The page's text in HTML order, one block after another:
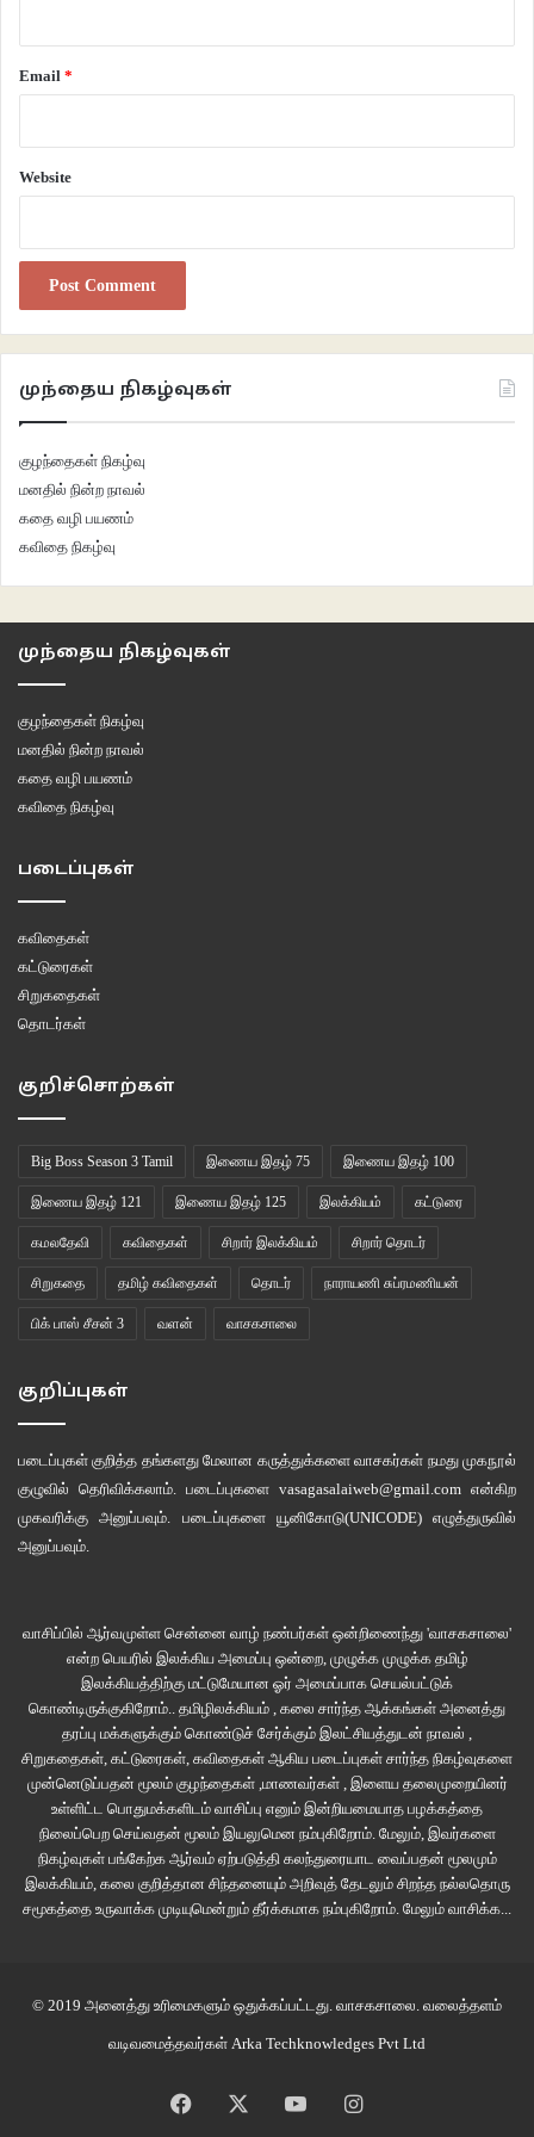
நூல் : கருப்பி
பதிப்பகம்: வாசகசாலை
விலை: 110 ரூ.
Email *
Website
முந்தைய நிகழ்வுகள்
குழந்தைகள் நிகழ்வு
மனதில் நின்ற நாவல்
கதை வழி பயணம்
கவிதை நிகழ்வு
முந்தைய நிகழ்வுகள்
குழந்தைகள் நிகழ்வு
மனதில் நின்ற நாவல்
கதை வழி பயணம்
கவிதை நிகழ்வு
படைப்புகள்
கவிதைகள்
கட்டுரைகள்
சிறுகதைகள்
தொடர்கள்
குறிச்சொற்கள்
Big Boss Season 3 Tamil இணைய இதழ் 75 இணைய இதழ் 100
இணைய இதழ் 121 இணைய இதழ் 125 இலக்கியம் கட்டுரை
கமலதேவி கவிதைகள் சிறார் இலக்கியம் சிறார் தொடர்
சிறுகதை தமிழ் கவிதைகள் தொடர் நாராயணி சுப்ரமணியன்
பிக் பாஸ் சீசன் 3 வளன் வாசகசாலை
குறிப்புகள்
படைப்புகள் குறித்த தங்களது மேலான கருத்துக்களை வாசகர்கள் நமது முகநூல்
குழுவில் தெரிவிக்கலாம். படைப்புகளை vasagasalaiweb@gmail.com என்கிற
முகவரிக்கு அனுப்பவும். படைப்புகளை யூனிகோடு(UNICODE)எழுத்துருவில்
அனுப்பவும்.
வாசிப்பில் ஆர்வமுள்ள சென்னை வாழ் நண்பர்கள் ஒன்றிணைந்து 'வாசகசாலை'
என்ற பெயரில் இலக்கிய அமைப்பு ஒன்றை, முழுக்க முழுக்க தமிழ்
இலக்கியத்திற்கு மட்டுமேயான ஓர் அமைப்பாக செயல்பட்டுக்
கொண்டிருக்குகிறோம்.. தமிழிலக்கியம் , கலை சார்ந்த ஆக்கங்கள் அனைத்து
தரப்பு மக்களுக்கும் கொண்டுச் சேர்க்கும் இலட்சியத்துடன் நாவல் ,
சிறுகதைகள், கட்டுரைகள், கவிதைகள் ஆகிய படைப்புகள் சார்ந்த நிகழ்வுகளை
முன்னெடுப்பதன் மூலம் குழந்தைகள் ,மாணவர்கள் , இளைய தலைமுறையினர்
உள்ளிட்ட பொதுமக்களிடம் வாசிப்பு எனும் இன்றியமையாத பழக்கத்தை
நிலைப்பெற செய்வதன் மூலம் இயலுமென நம்புகிறோம். மேலும், இவர்களை
நிகழ்வுகள் பங்கேற்க ஆர்வம் ஏற்படுத்தி கலந்துரையாட வைப்பதன் மூலமும்
இலக்கியம், கலை குறித்தான சிந்தனையும் அறிவுத் தேடலும் சிறந்த நல்லதொரு
சமூகத்தை உருவாக்க முடியுமென்றும் தீர்க்கமாக நம்புகிறோம். மேலும் வாசிக்க...
© 2019 அனைத்து உரிமைகளும் ஒதுக்கப்பட்டது. வாசகசாலை . வலைத்தளம்
வடிவமைத்தவர்கள் Arka Techknowledges Pvt Ltd
Facebook YouTubeInstagram